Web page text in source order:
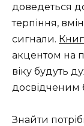
доведеться
терпіння,
сигнали.
акцентом на
віку будуть
досвідченим
Знайти